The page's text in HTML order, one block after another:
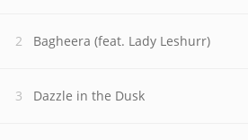
Bagheera (feat. Lady Leshurr)
Dazzle in the Dusk